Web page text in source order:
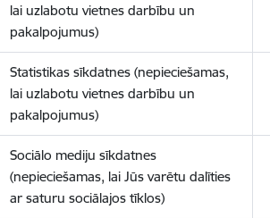
lai uzlabotu vietnes darbību un
pakalpojumus)
Statistikas sīkdatnes (nepieciešamas,
lai uzlabotu vietnes darbību un
pakalpojumus)
Sociālo mediju sīkdatnes
(nepieciešamas, lai Jūs varētu dalīties
ar saturu sociālajos tīklos)